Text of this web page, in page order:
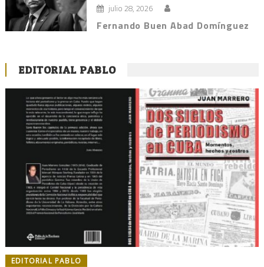
julio 28, 2026
Fernando Buen Abad Domínguez
EDITORIAL PABLO
EDITORIAL PABLO